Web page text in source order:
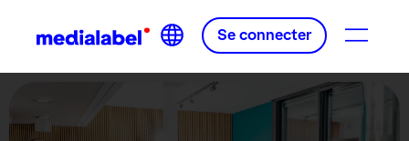
Se connecter